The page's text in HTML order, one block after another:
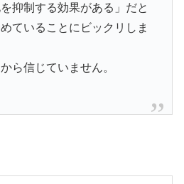
抑制する効果がある」だと
ていることにビックリしま
ら信じていません。